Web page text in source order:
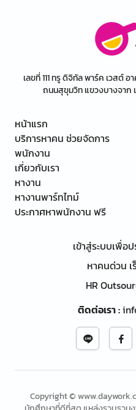
เลขที่ 111 ทรู ดิจิทัล พาร์ค เวสต์
ถนนสุขุมวิท แขวงบางจาก
หน้าแรก
บริการหาคน ช่วยจัดการ
พนักงาน
เกี่ยวกับเรา
หางาน
หางานพาร์ทไทม์
ประกาศหาพนักงาน ฟรี
เข้าสู่ระบบเพื่อ
หาคนด่วน เ
HR
ติดต่อเรา:
Copyright ©